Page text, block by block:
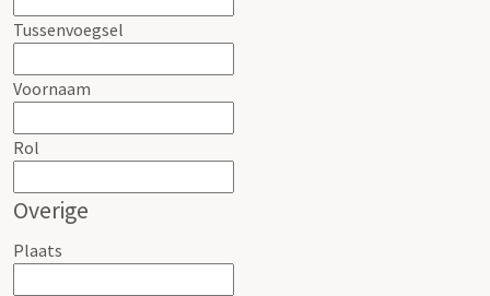
Tussenvoegsel
Voornaam
Rol
Overige
Plaats